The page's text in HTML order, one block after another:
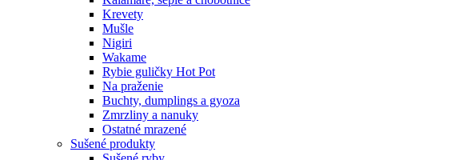
Krevety
Mušle
Nigiri
Wakame
Rybie guličky Hot Pot
Na praženie
Buchty, dumplings a gyoza
Zmrzliny a nanuky
Ostatné mrazené
Sušené produkty